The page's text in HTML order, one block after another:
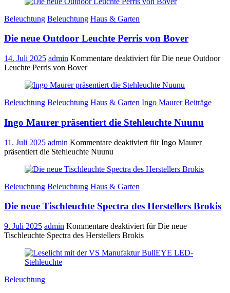
Beleuchtung Beleuchtung Haus & Garten
Die neue Outdoor Leuchte Perris von Bover
14. Juli 2025 admin Kommentare deaktiviert für Die neue Outdoor
Leuchte Perris von Bover
Beleuchtung Beleuchtung Haus & Garten Ingo Maurer Beiträge
Ingo Maurer präsentiert die Stehleuchte Nuunu
11. Juli 2025 admin Kommentare deaktiviert für Ingo Maurer
präsentiert die Stehleuchte Nuunu
Beleuchtung Beleuchtung Haus & Garten
Die neue Tischleuchte Spectra des Herstellers Brokis
9. Juli 2025 admin Kommentare deaktiviert für Die neue
Tischleuchte Spectra des Herstellers Brokis
Beleuchtung